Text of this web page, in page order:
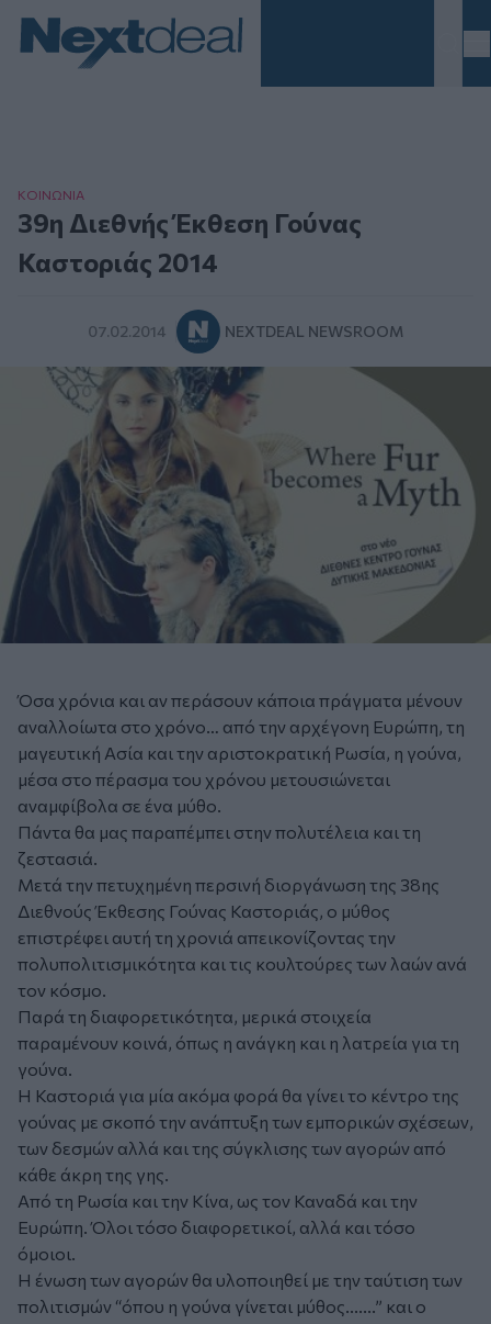
ΚΟΙΝΩΝΙΑ
39η Διεθνής Έκθεση Γούνας
Καστοριάς 2014
07.02.2014 NEXTDEAL NEWSROOM
Όσα χρόνια και αν περάσουν κάποια πράγματα μένουν
αναλλοίωτα στο χρόνο… από την αρχέγονη Ευρώπη, τη
μαγευτική Ασία και την αριστοκρατική Ρωσία, η γούνα,
μέσα στο πέρασμα του χρόνου μετουσιώνεται
αναμφίβολα σε ένα μύθο.
Πάντα θα μας παραπέμπει στην πολυτέλεια και τη
ζεστασιά.
Μετά την πετυχημένη περσινή διοργάνωση της 38ης
Διεθνούς Έκθεσης Γούνας Καστοριάς, ο μύθος
επιστρέφει αυτή τη χρονιά απεικονίζοντας την
πολυπολιτισμικότητα και τις κουλτούρες των λαών ανά
τον κόσμο.
Παρά τη διαφορετικότητα, μερικά στοιχεία
παραμένουν κοινά, όπως η ανάγκη και η λατρεία για τη
γούνα.
Η Καστοριά για μία ακόμα φορά θα γίνει το κέντρο της
γούνας με σκοπό την ανάπτυξη των εμπορικών σχέσεων,
των δεσμών αλλά και της σύγκλισης των αγορών από
κάθε άκρη της γης.
Από τη Ρωσία και την Κίνα, ως τον Καναδά και την
Ευρώπη. Όλοι τόσο διαφορετικοί, αλλά και τόσο
όμοιοι.
Η ένωση των αγορών θα υλοποιηθεί με την ταύτιση των
πολιτισμών “όπου η γούνα γίνεται μύθος.......” και ο